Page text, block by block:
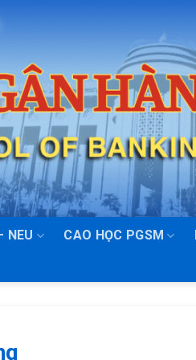
NEU CAO HỌC PGSM